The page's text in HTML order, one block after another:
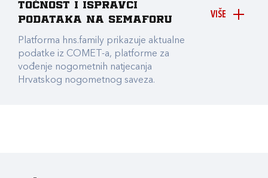
VIŠE
točnost i ispravci
podataka na Semaforu
Platforma hns.family prikazuje aktualne
podatke iz COMET-a, platforme za
vođenje nogometnih natjecanja
Hrvatskog nogometnog saveza.